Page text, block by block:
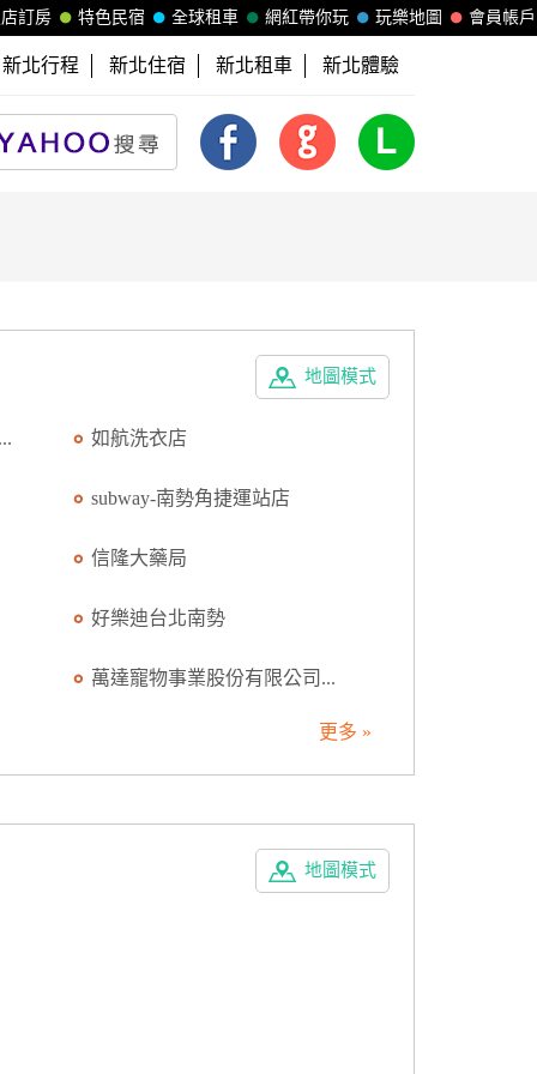
會員帳戶
玩樂地圖
網紅帶你玩
全球租車
特色民宿
訂房
新北行程 新北住宿 新北租車 新北體驗
地圖模式
如航洗衣店
subway-南勢角捷運站店
信隆大藥局
好樂迪台北南勢
萬達寵物事業股份有限公司...
更多 »
地圖模式